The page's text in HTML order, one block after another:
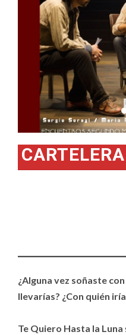
CARTELERA
¿Alguna vez soñaste
llevarías? ¿Con quién
Te Quiero Hasta la Luna